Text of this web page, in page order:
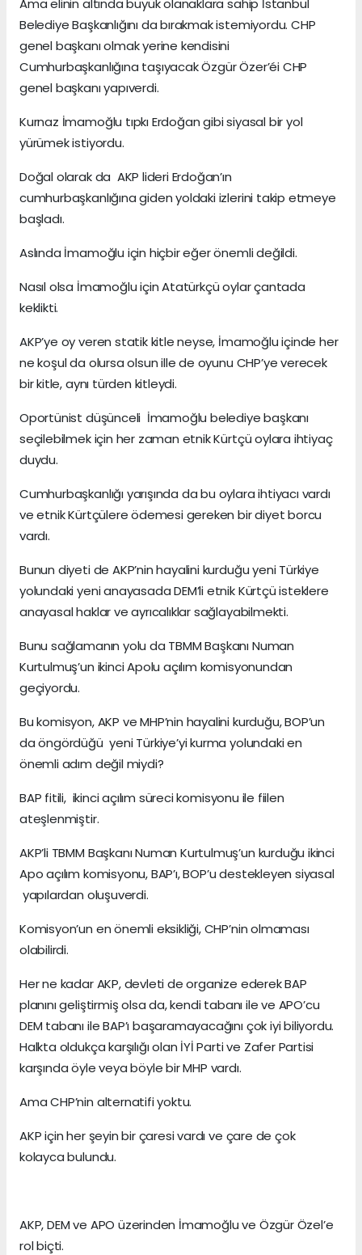
Belediye Başkanlığını da bırakmak istemiyordu. CHP
genel başkanı olmak yerine kendisini
Cumhurbaşkanlığına taşıyacak Özgür Özer’éi CHP
genel başkanı yapıverdi.
Kurnaz İmamoğlu tıpkı Erdoğan gibi siyasal bir yol
yürümek istiyordu.
Doğal olarak da AKP lideri Erdoğan’ın
cumhurbaşkanlığına giden yoldaki izlerini takip etmeye
başladı.
Aslında İmamoğlu için hiçbir eğer önemli değildi.
Nasıl olsa İmamoğlu için Atatürkçü oylar çantada
keklikti.
AKP’ye oy veren statik kitle neyse, İmamoğlu içinde her
ne koşul da olursa olsun ille de oyunu CHP’ye verecek
bir kitle, aynı türden kitleydi.
Oportünist düşünceli İmamoğlu belediye başkanı
seçilebilmek için her zaman etnik Kürtçü oylara ihtiyaç
duydu.
Cumhurbaşkanlığı yarışında da bu oylara ihtiyacı vardı
ve etnik Kürtçülere ödemesi gereken bir diyet borcu
vardı.
Bunun diyeti de AKP’nin hayalini kurduğu yeni Türkiye
yolundaki yeni anayasada DEM’li etnik Kürtçü isteklere
anayasal haklar ve ayrıcalıklar sağlayabilmekti.
Bunu sağlamanın yolu da TBMM Başkanı Numan
Kurtulmuş’un ikinci Apolu açılım komisyonundan
geçiyordu.
Bu komisyon, AKP ve MHP’nin hayalini kurduğu, BOP’un
da öngördüğü yeni Türkiye’yi kurma yolundaki en
önemli adım değil miydi?
BAP fitili, ikinci açılım süreci komisyonu ile fiilen
ateşlenmiştir.
AKP’li TBMM Başkanı Numan Kurtulmuş’un kurduğu ikinci
Apo açılım komisyonu, BAP’ı, BOP’u destekleyen siyasal
yapılardan oluşuverdi.
Komisyon’un en önemli eksikliği, CHP’nin olmaması
olabilirdi.
Her ne kadar AKP, devleti de organize ederek BAP
planını geliştirmiş olsa da, kendi tabanı ile ve APO’cu
DEM tabanı ile BAP’ı başaramayacağını çok iyi biliyordu.
Halkta oldukça karşılığı olan İYİ Parti ve Zafer Partisi
karşında öyle veya böyle bir MHP vardı.
Ama CHP’nin alternatifi yoktu.
AKP için her şeyin bir çaresi vardı ve çare de çok
kolayca bulundu.
AKP, DEM ve APO üzerinden İmamoğlu ve Özgür Özel’e
rol biçti.